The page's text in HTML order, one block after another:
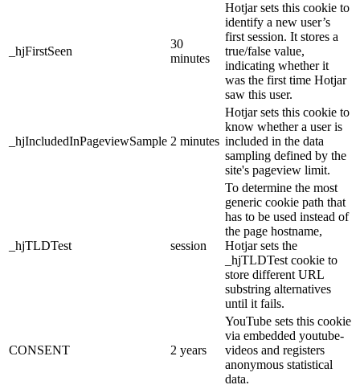
_hjFirstSeen
30
minutes
Hotjar sets this cookie to
identify a new user’s
first session. It stores a
true/false value,
indicating whether it
was the first time Hotjar
saw this user.
_hjIncludedInPageviewSample 2 minutes
Hotjar sets this cookie to
know whether a user is
included in the data
sampling defined by the
site's pageview limit.
_hjTLDTest session
To determine the most
generic cookie path that
has to be used instead of
the page hostname,
Hotjar sets the
_hjTLDTest cookie to
store different URL
substring alternatives
until it fails.
CONSENT 2 years
YouTube sets this cookie
via embedded youtube-
videos and registers
anonymous statistical
data.